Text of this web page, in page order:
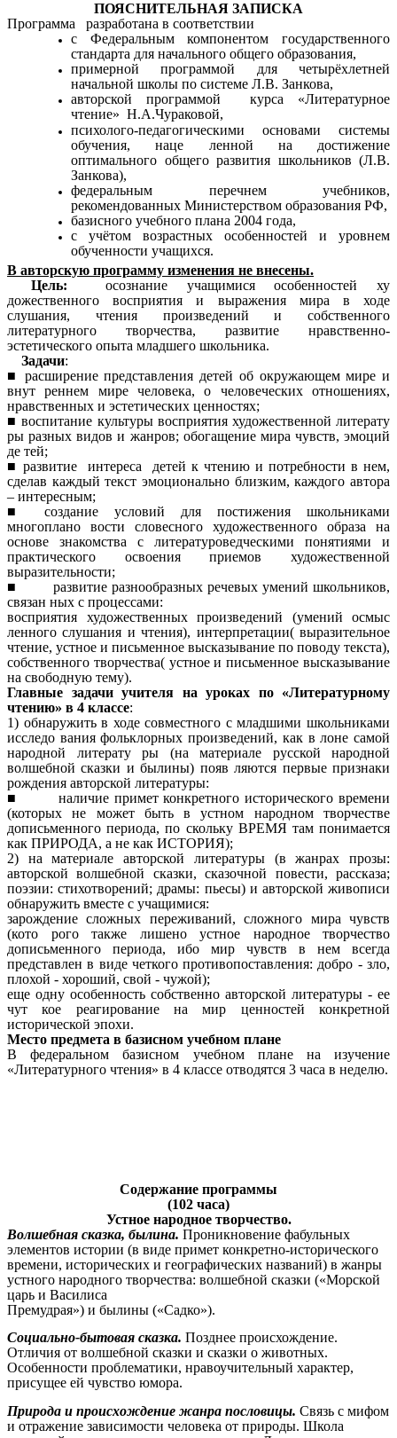
ПОЯСНИТЕЛЬНАЯ ЗАПИСКА
Программа разработана в соответствии
с Федеральным компонентом государственного
стандарта для начального общего образования,
примерной программой для четырёхлетней
начальной школы по системе Л.В. Занкова,
авторской программой курса «Литературное
чтение» Н.А.Чураковой,
психолого-педагогическими основами системы
обучения, наце ленной на достижение
оптимального общего развития школьников (Л.В.
Занкова),
федеральным перечнем учебников,
рекомендованных Министерством образования РФ,
базисного учебного плана 2004 года,
с учётом возрастных особенностей и уровнем
обученности учащихся.
В авторскую программу изменения не внесены.
Цель: осознание учащимися особенностей ху
дожественного восприятия и выражения мира в ходе
слушания, чтения произведений и собственного
литературного творчества, развитие нравственно-
эстетического опыта младшего школьника.
Задачи:
■ расширение представления детей об окружающем мире и
внут реннем мире человека, о человеческих отношениях,
нравственных и эстетических ценностях;
■ воспитание культуры восприятия художественной литерату
ры разных видов и жанров; обогащение мира чувств, эмоций
де тей;
■ развитие интереса детей к чтению и потребности в нем,
сделав каждый текст эмоционально близким, каждого автора
– интересным;
■ создание условий для постижения школьниками
многоплано вости словесного художественного образа на
основе знакомства с литературоведческими понятиями и
практического освоения приемов художественной
выразительности;
■ развитие разнообразных речевых умений школьников,
связан ных с процессами:
восприятия художественных произведений (умений осмыс
ленного слушания и чтения), интерпретации( выразительное
чтение, устное и письменное высказывание по поводу текста),
собственного творчества( устное и письменное высказывание
на свободную тему).
Главные задачи учителя на уроках по «Литературному
чтению» в 4 классе:
1) обнаружить в ходе совместного с младшими школьниками
исследо вания фольклорных произведений, как в лоне самой
народной литерату ры (на материале русской народной
волшебной сказки и былины) появ ляются первые признаки
рождения авторской литературы:
■ наличие примет конкретного исторического времени
(которых не может быть в устном народном творчестве
дописьменного периода, по скольку ВРЕМЯ там понимается
как ПРИРОДА, а не как ИСТОРИЯ);
2) на материале авторской литературы (в жанрах прозы:
авторской волшебной сказки, сказочной повести, рассказа;
поэзии: стихотворений; драмы: пьесы) и авторской живописи
обнаружить вместе с учащимися:
зарождение сложных переживаний, сложного мира чувств
(кото рого также лишено устное народное творчество
дописьменного периода, ибо мир чувств в нем всегда
представлен в виде четкого противопоставления: добро - зло,
плохой - хороший, свой - чужой);
еще одну особенность собственно авторской литературы - ее
чут кое реагирование на мир ценностей конкретной
исторической эпохи.
Место предмета в базисном учебном плане
В федеральном базисном учебном плане на изучение
«Литературного чтения» в 4 классе отводятся 3 часа в неделю.
Содержание программы
(102 часа)
Устное народное творчество.
Волшебная сказка, былина. Проникновение фабульных
элементов истории (в виде примет конкретно-исторического
времени, исторических и географических названий) в жанры
устного народного творчества: волшебной сказки («Морской
царь и Василиса
Премудрая») и былины («Садко»).
Социально-бытовая сказка. Позднее происхождение.
Отличия от волшебной сказки и сказки о животных.
Особенности проблематики, нравоучительный характер,
присущее ей чувство юмора.
Природа и происхождение жанра пословицы. Связь с мифом
и отражение зависимости человека от природы. Школа